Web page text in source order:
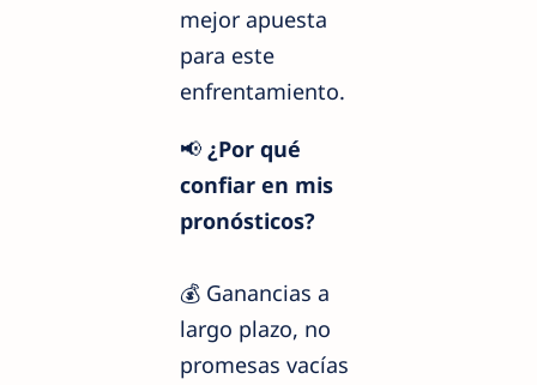
mejor apuesta
para este
enfrentamiento.
📢 ¿Por qué
confiar en mis
pronósticos?
💰 Ganancias a
largo plazo, no
promesas vacías